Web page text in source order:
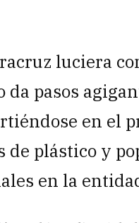
luciera
da pasos
en el
de plástico y
en la